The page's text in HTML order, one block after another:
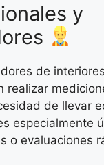
y
de
realizar
de llevar
especialmente
o evaluaciones